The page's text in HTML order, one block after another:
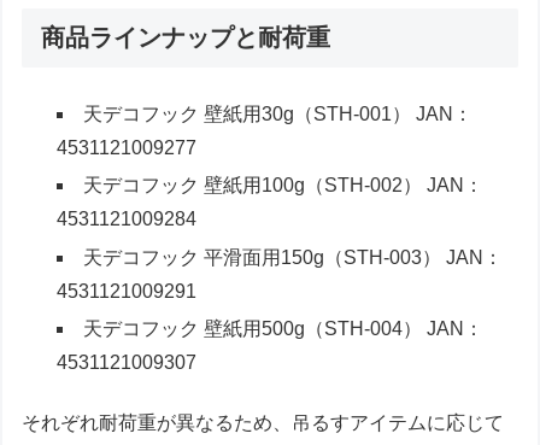
商品ラインナップと耐荷重
天デコフック 壁紙用30g（STH-001） JAN：
4531121009277
天デコフック 壁紙用100g（STH-002） JAN：
4531121009284
天デコフック 平滑面用150g（STH-003） JAN：
4531121009291
天デコフック 壁紙用500g（STH-004） JAN：
4531121009307
それぞれ耐荷重が異なるため、吊るすアイテムに応じて